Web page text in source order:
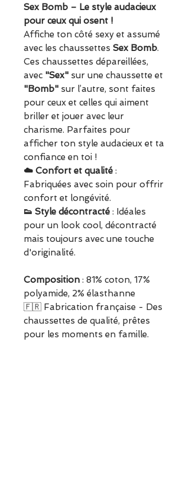
Sex Bomb – Le style audacieux
pour ceux qui osent !
Affiche ton côté sexy et assumé
avec les chaussettes Sex Bomb.
Ces chaussettes dépareillées,
avec "Sex" sur une chaussette et
"Bomb" sur l’autre, sont faites
pour ceux et celles qui aiment
briller et jouer avec leur
charisme. Parfaites pour
afficher ton style audacieux et ta
confiance en toi !
☁️ Confort et qualité :
Fabriquées avec soin pour offrir
confort et longévité.
👟 Style décontracté : Idéales
pour un look cool, décontracté
mais toujours avec une touche
d'originalité.
Composition : 81% coton, 17%
polyamide, 2% élasthanne
🇫🇷 Fabrication française - Des
chaussettes de qualité, prêtes
pour les moments en famille.